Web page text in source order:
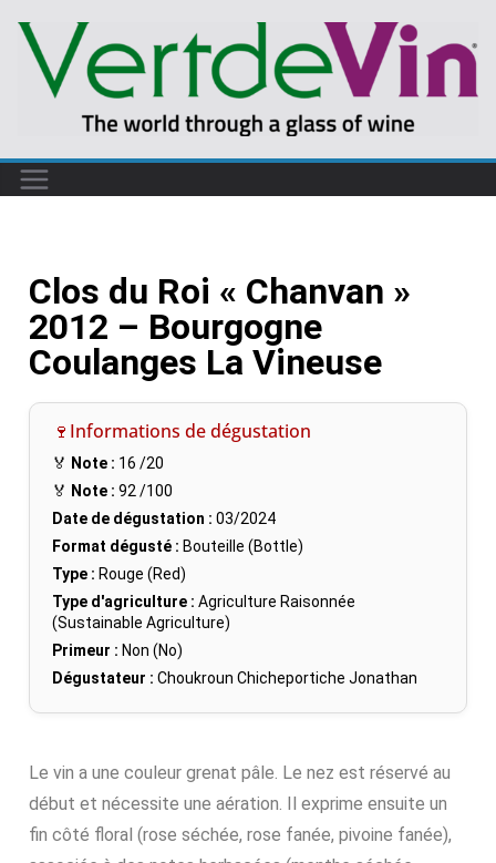
Clos du Roi « Chanvan »
2012 – Bourgogne
Coulanges La Vineuse
🍷Informations de dégustation
🏅 Note : 16 /20
🏅 Note : 92 /100
Date de dégustation : 03/2024
Format dégusté : Bouteille (Bottle)
Type : Rouge (Red)
Type d'agriculture : Agriculture Raisonnée
(Sustainable Agriculture)
Primeur : Non (No)
Dégustateur : Choukroun Chicheportiche Jonathan
Le vin a une couleur grenat pâle. Le nez est réservé au
début et nécessite une aération. Il exprime ensuite un
fin côté floral (rose séchée, rose fanée, pivoine fanée),